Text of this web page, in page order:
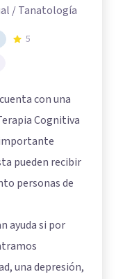
/ Tanatología
5
cuenta con una
Cognitiva
pueden recibir
personas de
ayuda si por
una depresión,